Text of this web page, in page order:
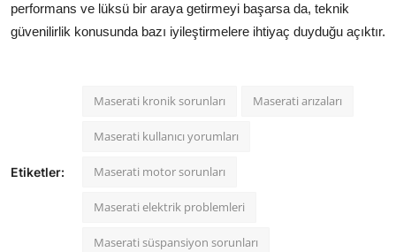
performans ve lüksü bir araya getirmeyi başarsa da, teknik
güvenilirlik konusunda bazı iyileştirmelere ihtiyaç duyduğu açıktır.
Etiketler:
Maserati kronik sorunları Maserati arızaları
Maserati kullanıcı yorumları
Maserati motor sorunları
Maserati elektrik problemleri
Maserati süspansiyon sorunları